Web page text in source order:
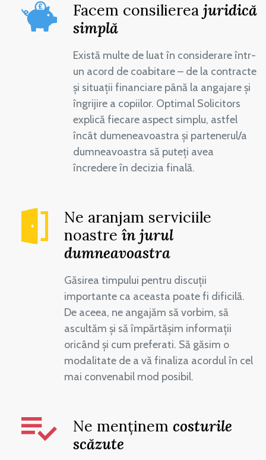
Facem consilierea juridică
simplă
Există multe de luat în considerare într-
un acord de coabitare – de la contracte
și situații financiare până la angajare și
îngrijire a copiilor. Optimal Solicitors
explică fiecare aspect simplu, astfel
încât dumeneavoastra și partenerul/a
dumneavoastra să puteți avea
încredere în decizia finală.
Ne aranjam serviciile
noastre în jurul
dumneavoastra
Găsirea timpului pentru discuții
importante ca aceasta poate fi dificilă.
De aceea, ne angajăm să vorbim, să
ascultăm și să împărtășim informații
oricând și cum preferati. Să găsim o
modalitate de a vă finaliza acordul în cel
mai convenabil mod posibil.
Ne menținem costurile
scăzute